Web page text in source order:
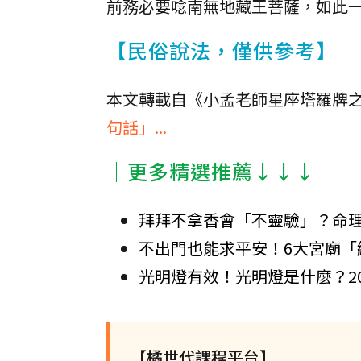
前務必要唸南無地藏王菩薩，如此
【民俗說法，僅供參考】
本文轉載自《小孟老師星座塔羅牌
句話」...
│更多精選推薦↓↓↓
拜拜不拿香會「不靈驗」？命
不出門也能求平安！6大宮廟
光明燈有效！光明燈是什麼？